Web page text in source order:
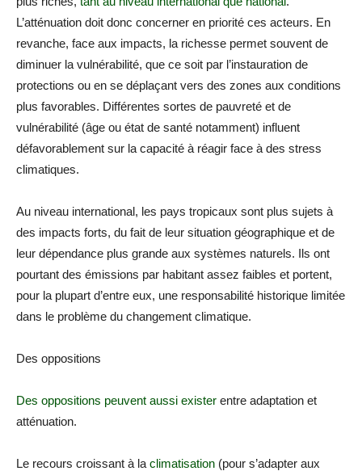
L’atténuation doit donc concerner en priorité ces acteurs. En
revanche, face aux impacts, la richesse permet souvent de
diminuer la vulnérabilité, que ce soit par l’instauration de
protections ou en se déplaçant vers des zones aux conditions
plus favorables. Différentes sortes de pauvreté et de
vulnérabilité (âge ou état de santé notamment) influent
défavorablement sur la capacité à réagir face à des stress
climatiques.
Au niveau international, les pays tropicaux sont plus sujets à
des impacts forts, du fait de leur situation géographique et de
leur dépendance plus grande aux systèmes naturels. Ils ont
pourtant des émissions par habitant assez faibles et portent,
pour la plupart d’entre eux, une responsabilité historique limitée
dans le problème du changement climatique.
Des oppositions
Des oppositions peuvent aussi exister entre adaptation et
atténuation.
Le recours croissant à la climatisation (pour s’adapter aux